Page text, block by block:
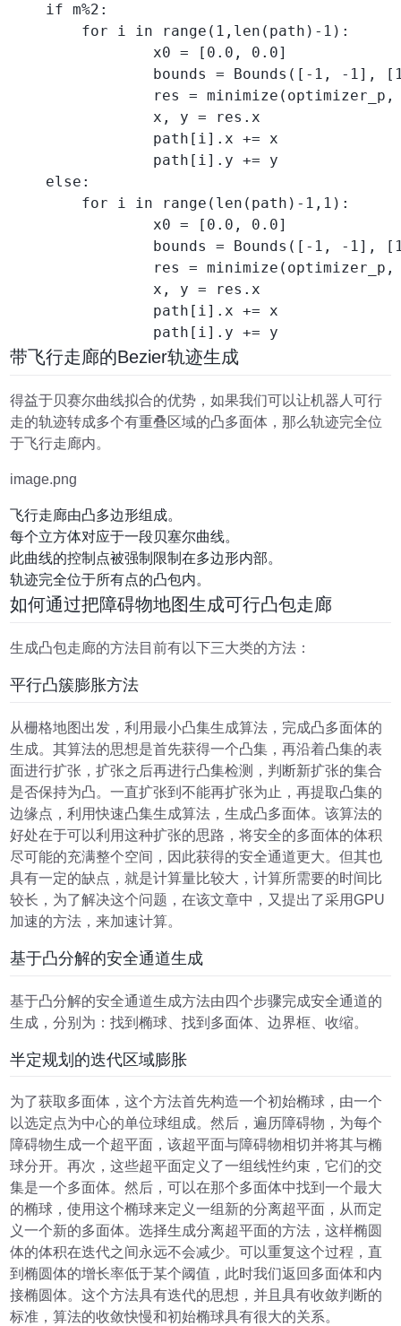
    if m%2:
        for i in range(1,len(path)-1):
                x0 = [0.0, 0.0]
bounds = Bounds([-1, -1],
res =
                x, y = res.x
                path[i].x += x
                path[i].y += y
    else:
        for i in range(len(path)-1,1):
                x0 = [0.0, 0.0]
bounds = Bounds([-1, -1],
res =
                x, y = res.x
                path[i].x += x
                path[i].y += y
带飞行走廊的Bezier轨迹生成
得益于贝赛尔曲线拟合的优势，如果我们可以让机器人可行
走的轨迹转成多个有重叠区域的凸多面体，那么轨迹完全位
于飞行走廊内。
image.png
飞行走廊由凸多边形组成。
每个立方体对应于一段贝塞尔曲线。
此曲线的控制点被强制限制在多边形内部。
轨迹完全位于所有点的凸包内。
如何通过把障碍物地图生成可行凸包走廊
生成凸包走廊的方法目前有以下三大类的方法：
平行凸簇膨胀方法
从栅格地图出发，利用最小凸集生成算法，完成凸多面体的
生成。其算法的思想是首先获得一个凸集，再沿着凸集的表
面进行扩张，扩张之后再进行凸集检测，判断新扩张的集合
是否保持为凸。一直扩张到不能再扩张为止，再提取凸集的
边缘点，利用快速凸集生成算法，生成凸多面体。该算法的
好处在于可以利用这种扩张的思路，将安全的多面体的体积
尽可能的充满整个空间，因此获得的安全通道更大。但其也
具有一定的缺点，就是计算量比较大，计算所需要的时间比
较长，为了解决这个问题，在该文章中，又提出了采用GPU
加速的方法，来加速计算。
基于凸分解的安全通道生成
基于凸分解的安全通道生成方法由四个步骤完成安全通道的
生成，分别为：找到椭球、找到多面体、边界框、收缩。
半定规划的迭代区域膨胀
为了获取多面体，这个方法首先构造一个初始椭球，由一个
以选定点为中心的单位球组成。然后，遍历障碍物，为每个
障碍物生成一个超平面，该超平面与障碍物相切并将其与椭
球分开。再次，这些超平面定义了一组线性约束，它们的交
集是一个多面体。然后，可以在那个多面体中找到一个最大
的椭球，使用这个椭球来定义一组新的分离超平面，从而定
义一个新的多面体。选择生成分离超平面的方法，这样椭圆
体的体积在迭代之间永远不会减少。可以重复这个过程，直
到椭圆体的增长率低于某个阈值，此时我们返回多面体和内
接椭圆体。这个方法具有迭代的思想，并且具有收敛判断的
标准，算法的收敛快慢和初始椭球具有很大的关系。